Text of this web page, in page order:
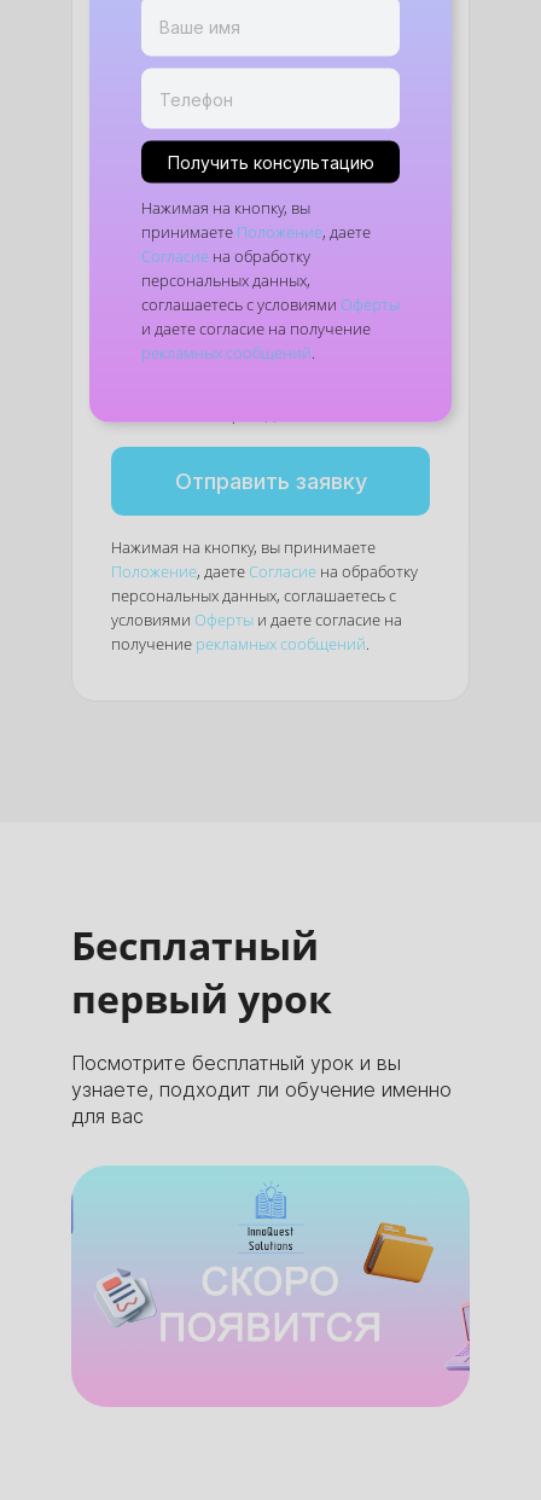
консультацию
Оставьте заявку, и мы
свяжемся с вами, чтобы
обсудить детали
Введите Имя и Фамилию
Отправить заявку
Нажимая на кнопку, вы принимаете
Положение, даете Согласие на обработку
персональных данных, соглашаетесь с
условиями Оферты и даете согласие на
получение рекламных сообщений.
Бесплатный
первый урок
Посмотрите бесплатный урок и вы
узнаете, подходит ли обучение именно
для вас
Получить консультацию
Нажимая на кнопку, вы
принимаете Положение, даете
Согласие на обработку
персональных данных,
соглашаетесь с условиями Оферты
и даете согласие на получение
рекламных сообщений.